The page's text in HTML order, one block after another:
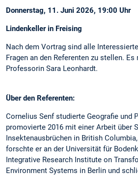
Donnerstag, 11. Juni 2026, 19:00 Uhr
Lindenkeller in Freising
Nach dem Vortrag sind alle
Fragen an den Referenten zu stellen.
Professorin Sara Leonhardt.
Über den Referenten:
Cornelius Senf studierte Geografie und
promovierte 2016 mit einer Arbeit über
Insektenausbrüchen in British
forschte er an der Universität für
Integrative Research Institute on
Environment Systems in Berlin und